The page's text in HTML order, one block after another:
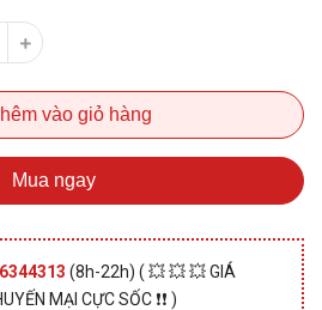
vào giỏ hàng
Mua ngay
(8h-22h) ( 💥 💥 💥 GIÁ
MẠI CỰC SỐC ❗❗ )